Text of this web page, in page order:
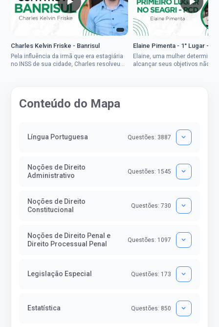
Charles Kelvin Friske - Banrisul
Pela influência da irmã que era estagiária
no INSS de sua cidade, Charles resolveu
Elaine Pimenta - 1° Lugar -
Elaine, uma mulher
alcançar seus objetivos não
Conteúdo do Mapa
Língua Portuguesa Questões: 3887
Noções de Direito
Administrativo
Questões: 1545
Noções de Direito
Constitucional
Questões: 730
Noções de Direito Penal e
Direito Processual Penal
Questões: 1097
Legislação Especial Questões: 173
Estatística Questões: 850